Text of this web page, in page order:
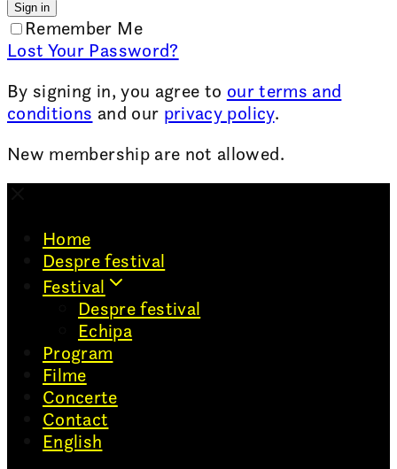
Sign in
Remember Me
Lost Your Password?
By signing in, you agree to our terms and
conditions and our privacy policy.
New membership are not allowed.
Home
Despre festival
Festival
Despre festival
Echipa
Program
Filme
Concerte
Contact
English